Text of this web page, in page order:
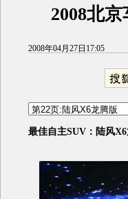
2008北
2008年04月27日17:05
最佳自主SUV：陆风